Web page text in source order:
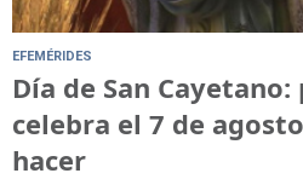
EFEMÉRIDES
Día de San
celebra el 7 de
hacer